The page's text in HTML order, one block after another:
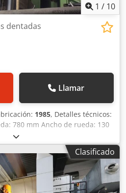
1 / 10
dentadas
Llamar
1985, Detalles técnicos:
780 mm Ancho de rueda: 130
Nk H Hefx Aiferf Peso de la
de carreras: 30
CNC Máquina afiladora
Liebherr Tipo: WSC 501
de fabricación: 1985 Detalles:
8 mm (En dentados de 30°
Clasificado